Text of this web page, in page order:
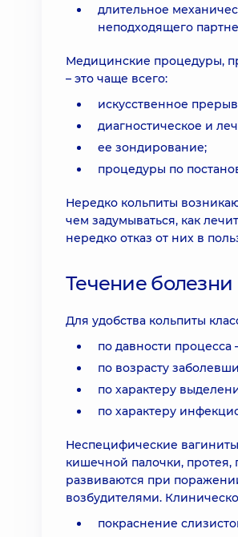
длительное
неподходящего
Медицинские процедуры,
– это чаще всего:
искусственное
диагностическое и
ее зондирование;
процедуры по
Нередко кольпиты
чем задумываться, как
нередко отказ от них в
Течение болезни
Для удобства кольпиты
по давности процесса
по возрасту
по характеру
по характеру
Неспецифические
кишечной палочки, протея,
развиваются при
возбудителями.
покраснение